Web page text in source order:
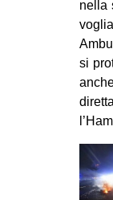
nella
si